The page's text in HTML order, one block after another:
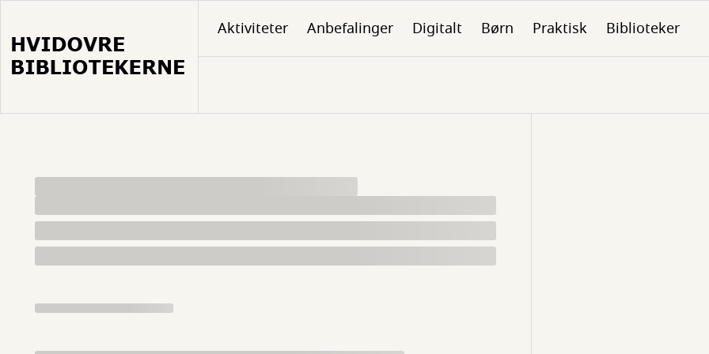
hovedindhold
Aktiviteter Anbefalinger Digitalt Børn Praktisk Biblioteker